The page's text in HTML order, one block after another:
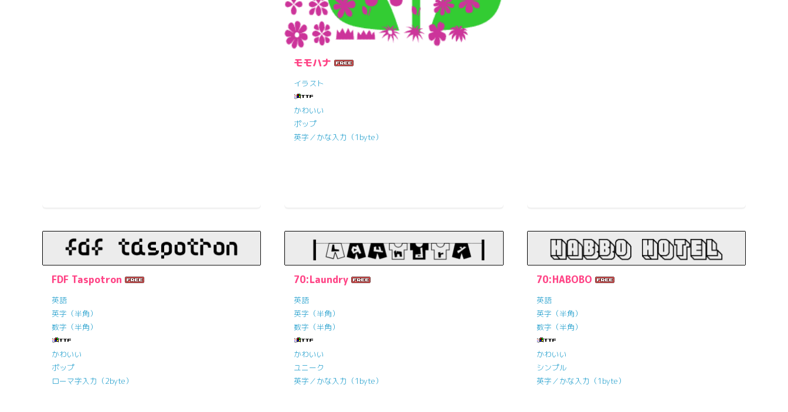
モモハナ
イラスト
かわいい
ポップ
英字／かな入力（1byte）
FDF Taspotron
英語
英字（半角）
数字（半角）
かわいい
ポップ
ローマ字入力（2byte）
70:Laundry
英語
英字（半角）
数字（半角）
かわいい
ユニーク
英字／かな入力（1byte）
70:HABOBO
英語
英字（半角）
数字（半角）
かわいい
シンプル
英字／かな入力（1byte）